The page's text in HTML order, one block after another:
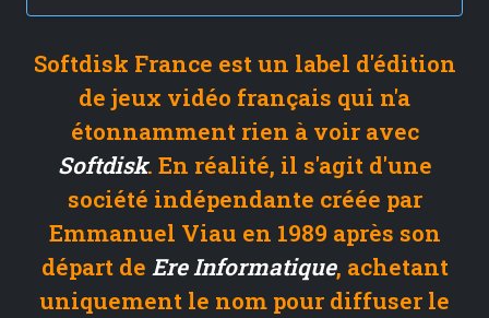
Softdisk France est un label d'édition
de jeux vidéo français qui n'a
étonnamment rien à voir avec
Softdisk. En réalité, il s'agit d'une
société indépendante créée par
Emmanuel Viau en 1989 après son
départ de Ere Informatique, achetant
uniquement le nom pour diffuser le